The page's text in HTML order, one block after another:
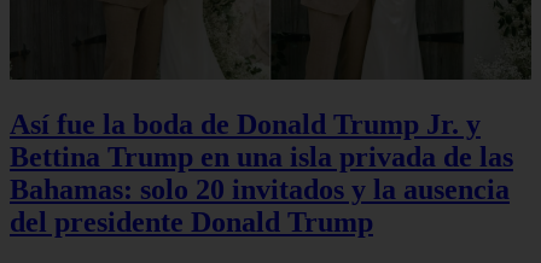
Así fue la boda de Donald Trump Jr. y
Bettina Trump en una isla privada de las
Bahamas: solo 20 invitados y la ausencia
del presidente Donald Trump